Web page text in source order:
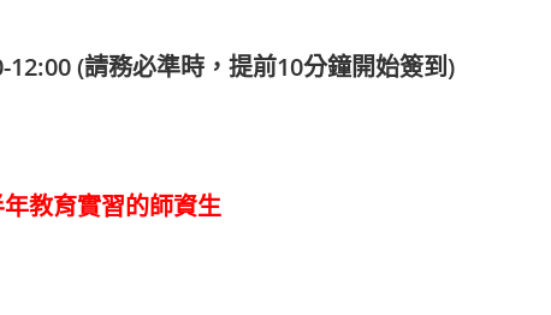
(請務必準時，提前10分鐘開始簽到)
教育實習的師資生